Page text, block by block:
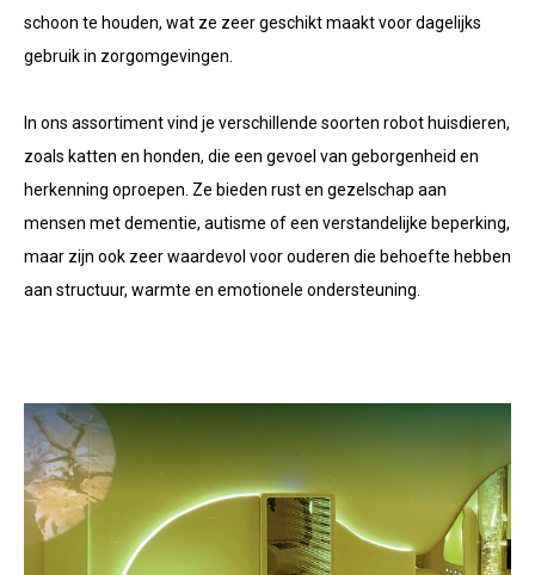
schoon te houden, wat ze zeer geschikt maakt voor dagelijks
gebruik in zorgomgevingen.
In ons assortiment vind je verschillende soorten robot huisdieren,
zoals katten en honden, die een gevoel van geborgenheid en
herkenning oproepen. Ze bieden rust en gezelschap aan
mensen met dementie, autisme of een verstandelijke beperking,
maar zijn ook zeer waardevol voor ouderen die behoefte hebben
aan structuur, warmte en emotionele ondersteuning.